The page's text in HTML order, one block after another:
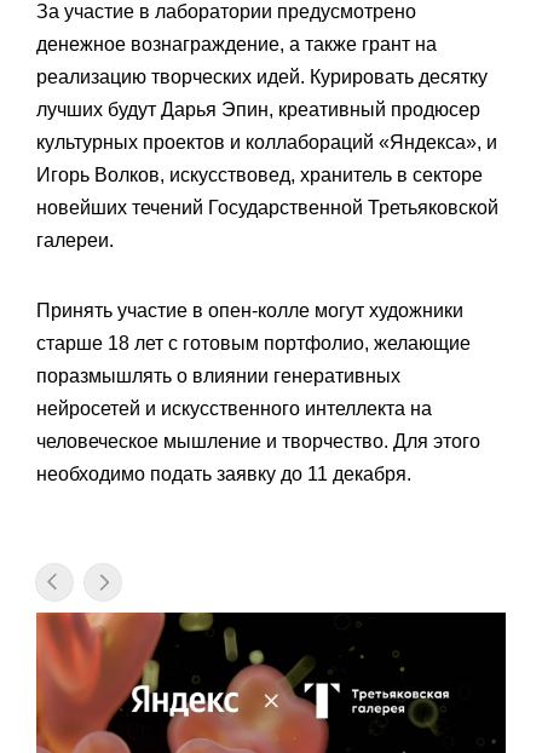
За участие в лаборатории предусмотрено
денежное вознаграждение, а также грант на
реализацию творческих идей. Курировать десятку
лучших будут Дарья Эпин, креативный продюсер
культурных проектов и коллабораций «Яндекса», и
Игорь Волков, искусствовед, хранитель в секторе
новейших течений Государственной Третьяковской
галереи.
Принять участие в опен-колле могут художники
старше 18 лет с готовым портфолио, желающие
поразмышлять о влиянии генеративных
нейросетей и искусственного интеллекта на
человеческое мышление и творчество. Для этого
необходимо подать заявку до 11 декабря.